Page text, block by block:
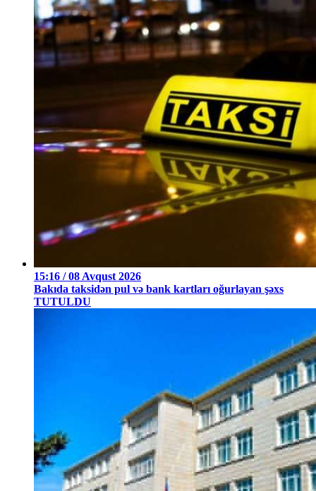
15:16 / 08 Avqust 2026
Bakıda taksidən pul və bank kartları oğurlayan şəxs
TUTULDU